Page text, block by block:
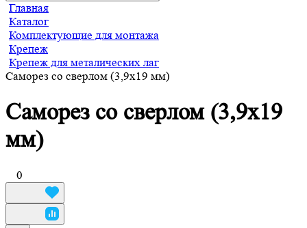
Главная
Каталог
Комплектующие для монтажа
Крепеж
Крепеж для металических лаг
Саморез со сверлом (3,9х19 мм)
Саморез со сверлом (3,9х19
мм)
0